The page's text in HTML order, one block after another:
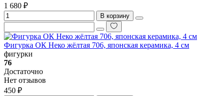
1 680 ₽
В корзину
Фигурка ОК Неко жёлтая 706, японская керамика, 4 см
фигурки
76
Достаточно
Нет отзывов
450 ₽